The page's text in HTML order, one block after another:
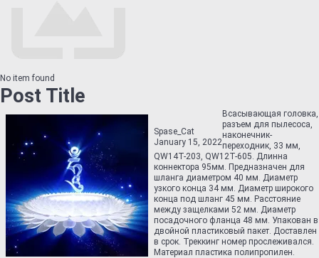
No item found
Post Title
Spase_Cat
January 15, 2022
Всасывающая головка,
разъем для пылесоса,
наконечник-
переходник, 33 мм,
QW14T-203, QW12T-605. Длинна
коннектора 95мм. Предназначен для
шланга диаметром 40 мм. Диаметр
узкого конца 34 мм. Диаметр широкого
конца под шланг 45 мм. Расстояние
между защелками 52 мм. Диаметр
посадочного фланца 48 мм. Упакован в
двойной пластиковый пакет. Доставлен
в срок. Треккинг номер прослеживался.
Материал пластика полипропилен.